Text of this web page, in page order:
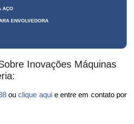
AÇO
ENVOLVEDORA
Inovações Máquinas
ouclique aquie entre em contato por